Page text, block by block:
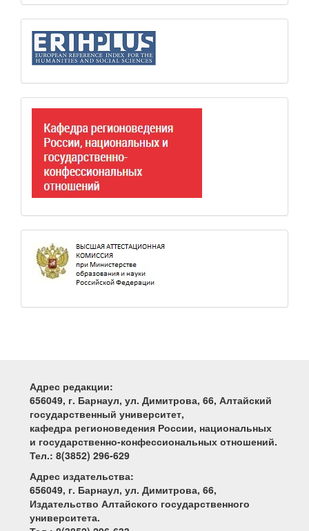
Адрес редакции:
656049, г. Барнаул, ул. Димитрова, 66, Алтайский
государственный университет,
кафедра регионоведения России, национальных
и государственно-конфессиональных отношений.
Тел.: 8(3852) 296-629
Адрес издательства:
656049, г. Барнаул, ул. Димитрова, 66,
Издательство Алтайского государственного
университета.